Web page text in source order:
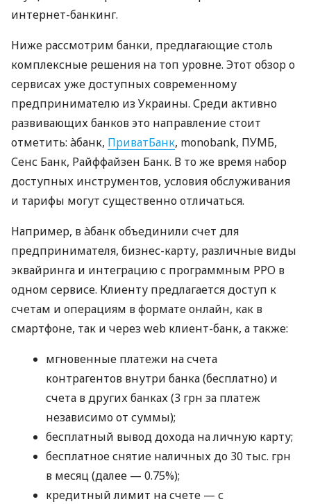
интернет-банкинг.
Ниже рассмотрим банки, предлагающие столь
комплексные решения на топ уровне. Этот обзор о
сервисах уже доступных современному
предпринимателю из Украины. Среди активно
развивающих банков это направление стоит
отметить: àбанк, ПриватБанк, monobank, ПУМБ,
Сенс Банк, Райффайзен Банк. В то же время набор
доступных инструментов, условия обслуживания
и тарифы могут существенно отличаться.
Например, в àбанк объединили счет для
предпринимателя, бизнес-карту, различные виды
эквайринга и интеграцию с программным РРО в
одном сервисе. Клиенту предлагается доступ к
счетам и операциям в формате онлайн, как в
смартфоне, так и через web клиент-банк, а также:
мгновенные платежи на счета
контрагентов внутри банка (бесплатно) и
счета в других банках (3 грн за платеж
независимо от суммы);
бесплатный вывод дохода на личную карту;
бесплатное снятие наличных до 30 тыс. грн
в месяц (далее — 0.75%);
кредитный лимит на счете — с